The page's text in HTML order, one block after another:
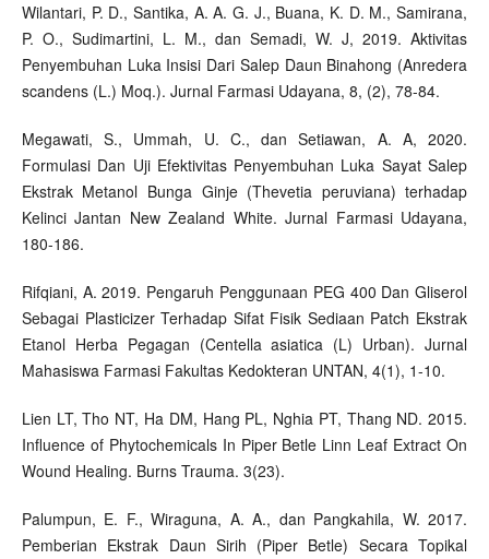
Wilantari, P. D., Santika, A. A. G. J., Buana, K. D. M., Samirana,
P. O., Sudimartini, L. M., dan Semadi, W. J, 2019. Aktivitas
Penyembuhan Luka Insisi Dari Salep Daun Binahong (Anredera
scandens (L.) Moq.). Jurnal Farmasi Udayana, 8, (2), 78-84.
Megawati, S., Ummah, U. C., dan Setiawan, A. A, 2020.
Formulasi Dan Uji Efektivitas Penyembuhan Luka Sayat Salep
Ekstrak Metanol Bunga Ginje (Thevetia peruviana) terhadap
Kelinci Jantan New Zealand White. Jurnal Farmasi Udayana,
180-186.
Rifqiani, A. 2019. Pengaruh Penggunaan PEG 400 Dan Gliserol
Sebagai Plasticizer Terhadap Sifat Fisik Sediaan Patch Ekstrak
Etanol Herba Pegagan (Centella asiatica (L) Urban). Jurnal
Mahasiswa Farmasi Fakultas Kedokteran UNTAN, 4(1), 1-10.
Lien LT, Tho NT, Ha DM, Hang PL, Nghia PT, Thang ND. 2015.
Influence of Phytochemicals In Piper Betle Linn Leaf Extract On
Wound Healing. Burns Trauma. 3(23).
Palumpun, E. F., Wiraguna, A. A., dan Pangkahila, W. 2017.
Pemberian Ekstrak Daun Sirih (Piper Betle) Secara Topikal